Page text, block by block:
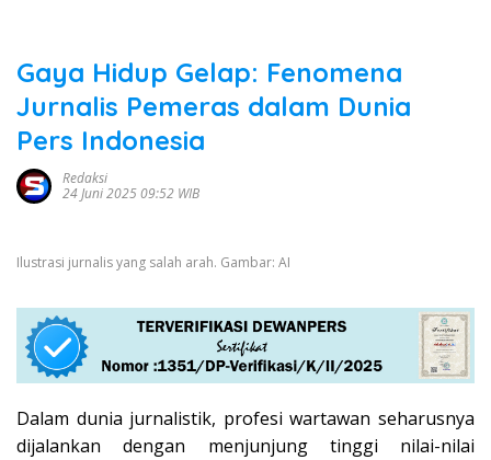
Gaya Hidup Gelap: Fenomena
Jurnalis Pemeras dalam Dunia
Pers Indonesia
Redaksi
24 Juni 2025 09:52 WIB
Ilustrasi jurnalis yang salah arah. Gambar: AI
Dalam dunia jurnalistik, profesi wartawan seharusnya
dijalankan dengan menjunjung tinggi nilai-nilai